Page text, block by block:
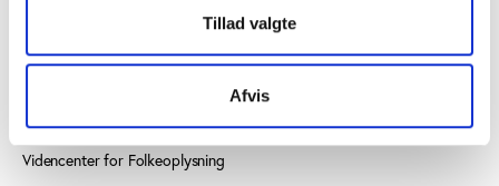
Tillad valgte
Afvis
Videncenter for Folkeoplysning